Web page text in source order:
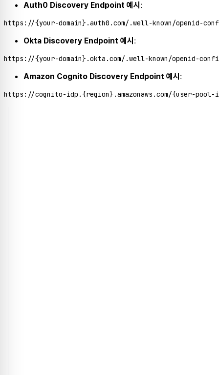
Auth0 Discovery Endpoint 예시 :
Okta Discovery Endpoint 예시 :
Amazon Cognito Discovery Endpoint 예시 :